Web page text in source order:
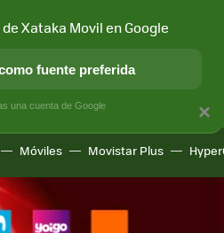
APLICACIONES
Móviles Movistar Plus
×
Xataka Movil en Google
fuente preferida
una cuenta de Google